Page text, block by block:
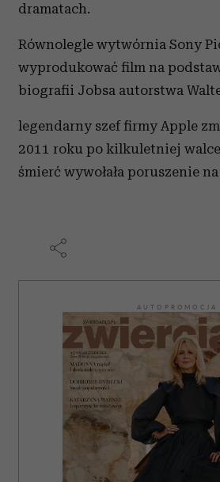
dramatach.
Równolegle wytwórnia Sony
wyprodukować film na
biografii Jobsa autorstwa
legendarny szef firmy Apple
2011 roku po kilkuletniej
śmierć wywołała poruszenie
AUTOPROMOCJA